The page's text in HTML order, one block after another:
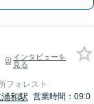
インタビューを
見る
フォレスト
和駅 営業時間：09:0